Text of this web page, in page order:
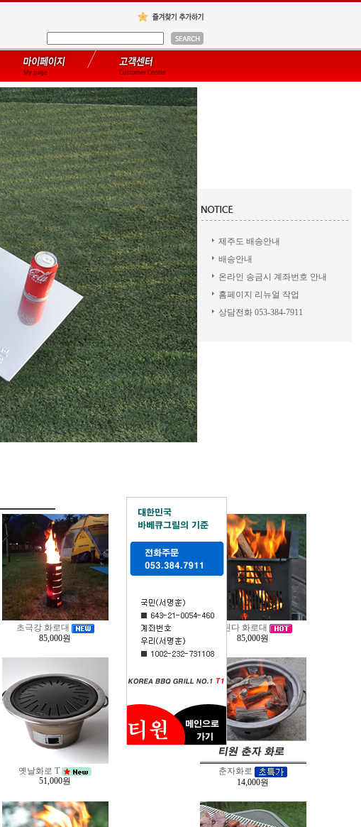
제주도 배송안내
배송안내
온라인 송금시 계좌번호 안내
홈페이지 리뉴얼 작업
상담전화 053-384-7911
초극강 화로대
85,000원
다된다 화로대
85,000원
옛날화로 T
51,000원
춘자화로
14,000원